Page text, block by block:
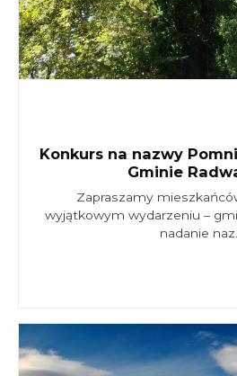
Konkurs na nazwy
Gminie
Zapraszamy
wyjątkowym wydarzeniu –
nadanie naz...